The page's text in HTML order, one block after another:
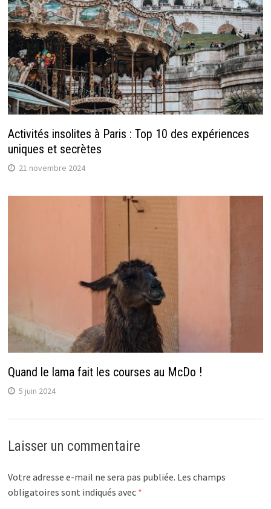
Activités insolites à Paris : Top 10 des expériences
uniques et secrètes
21 novembre 2024
Quand le lama fait les courses au McDo !
5 juin 2024
Laisser un commentaire
Votre adresse e-mail ne sera pas publiée. Les champs
obligatoires sont indiqués avec *